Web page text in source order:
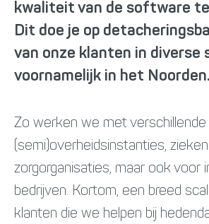
kwaliteit van de software
Dit doe je op
van onze klanten in diverse
voornamelijk in het Noorden.
Zo werken we met verschillende
(semi)overheidsinstanties,
zorgorganisaties, maar ook voor
bedrijven. Kortom, een breed
klanten die we helpen bij